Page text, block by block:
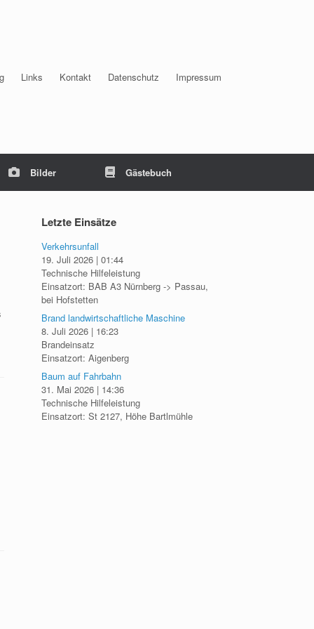
Links Kontakt Datenschutz Impressum
Bilder Gästebuch
Letzte Einsätze
Verkehrsunfall
19. Juli 2026 |01:44
Technische Hilfeleistung
Einsatzort: BAB A3 Nürnberg -> Passau,
bei Hofstetten
Brand landwirtschaftliche Maschine
8. Juli 2026 | 16:23
Brandeinsatz
Einsatzort: Aigenberg
Baum auf Fahrbahn
31. Mai 2026 | 14:36
Technische Hilfeleistung
Einsatzort: St 2127, Höhe Bartlmühle